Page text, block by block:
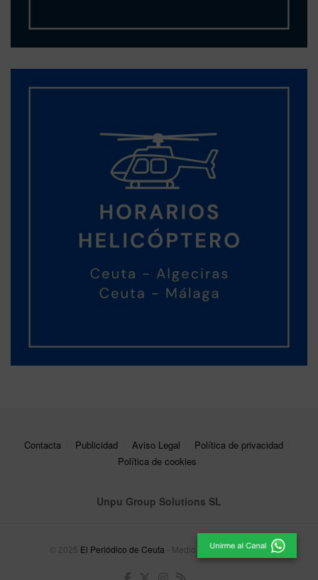
Contacta Publicidad Aviso Legal
Política de privacidad
Política de cookies
Unpu Group Solutions SL
© 2025 El Periódico de Ceuta - Medio de Comunicación